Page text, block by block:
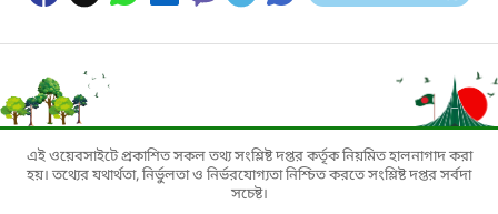
এই ওয়েবসাইটে প্রকাশিত সকল তথ্য সংশ্লিষ্ট দপ্তর কর্তৃক নিয়মিত হালনাগাদ করা
হয়। তথ্যের যথার্থতা, নির্ভুলতা ও নির্ভরযোগ্যতা নিশ্চিত করতে সংশ্লিষ্ট দপ্তর সর্বদা
সচেষ্ট।